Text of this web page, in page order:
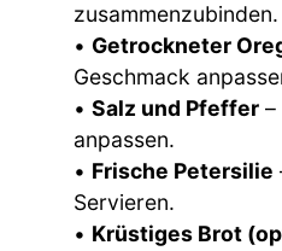
zusammenzubinden.
• Getrockneter
Geschmack
•Salz und Pfeffer –
anpassen.
• Frische Petersilie
Servieren.
• Krüstiges Brot